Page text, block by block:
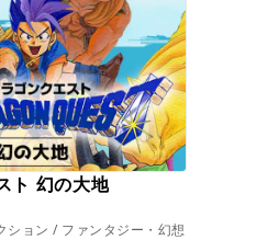
ト 幻の大地
ション / ファンタジー・幻想